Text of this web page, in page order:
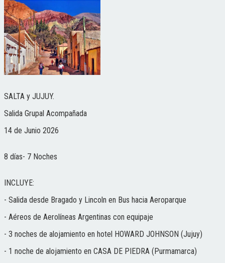
SALTA y JUJUY.
Salida Grupal Acompañada
14 de Junio 2026
8 días- 7 Noches
INCLUYE:
- Salida desde Bragado y Lincoln en Bus hacia Aeroparque
- Aéreos de Aerolíneas Argentinas con equipaje
- 3 noches de alojamiento en hotel HOWARD JOHNSON (Jujuy)
- 1 noche de alojamiento en CASA DE PIEDRA (Purmamarca)